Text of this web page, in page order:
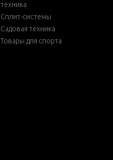
техника
Сплит-системы
Садовая техника
Товары для спорта